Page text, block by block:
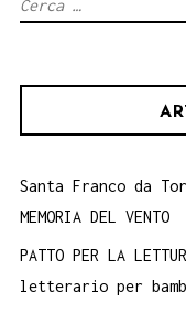
Santa Franco da
MEMORIA DEL VENTO
PATTO PER LA
letterario per